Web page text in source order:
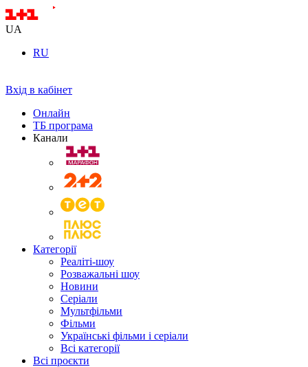
UA
RU
Вхід в кабінет
Онлайн
ТБ програма
Канали
Категорії
Реаліті-шоу
Розважальні шоу
Новини
Серіали
Мультфільми
Фільми
Українські фільми і серіали
Всі категорії
Всі проєкти